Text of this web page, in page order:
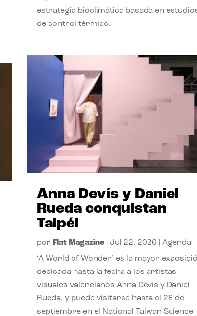
estrategia bioclimática basada en
de control térmico.
Anna Devís y Daniel
Rueda conquistan
Taipéi
por Flat Magazine| Jul 22, 2026 Agenda
‘A World of Wonder’ es la mayor
dedicada hasta la fecha a los artistas
visuales valencianos Anna Devís y Daniel
Rueda, y puede visitarse hasta el 28 de
septiembre en el National Taiwan Science